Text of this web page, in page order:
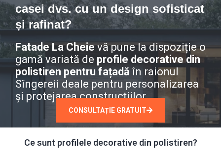
casei dvs. cu un design sofisticat
și rafinat?
Fatade La Cheievă pune la dispoziție o
gamă variată de profile decorative din
polistiren pentru fațadă în raionul
Sîngereii deale pentru personalizarea
și protejarea construcțiilor.
CONSULTAȚIE GRATUIT
Ce sunt profilele decorative din polistiren?